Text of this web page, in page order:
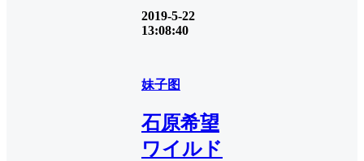
2019-5-22
13:08:40
妹子图
石原希望
ワイルド